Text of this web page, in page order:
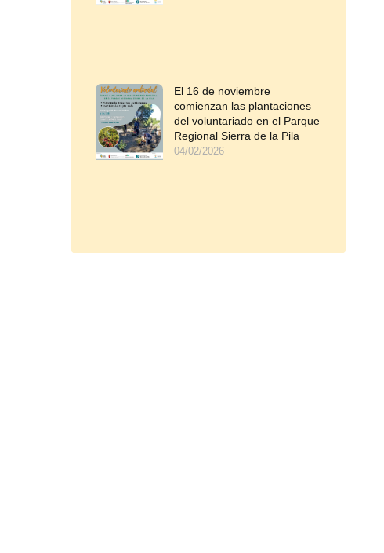
El 16 de noviembre
comienzan las plantaciones
del voluntariado en el Parque
Regional Sierra de la Pila
04/02/2026